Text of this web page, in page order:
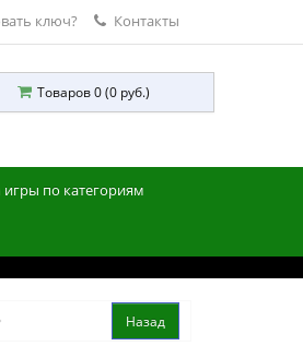
ключ? Контакты
Товаров 0 (0 руб.)
игры по категориям